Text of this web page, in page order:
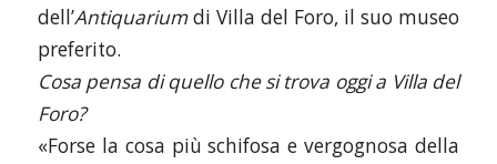
dell’Antiquariumdi Villa del Foro, il suo museo
preferito.
Cosa pensa di quello che si trova oggi a Villa del
Foro?
«Forse la cosa più schifosa e vergognosa della